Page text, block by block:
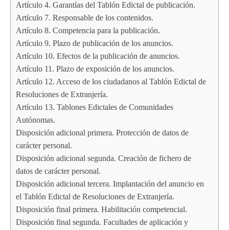
Artículo 4. Garantías del Tablón Edictal de publicación.
Artículo 7. Responsable de los contenidos.
Artículo 8. Competencia para la publicación.
Artículo 9. Plazo de publicación de los anuncios.
Artículo 10. Efectos de la publicación de anuncios.
Artículo 11. Plazo de exposición de los anuncios.
Artículo 12. Acceso de los ciudadanos al Tablón Edictal de
Resoluciones de Extranjería.
Artículo 13. Tablones Edictales de Comunidades
Autónomas.
Disposición adicional primera. Protección de datos de
carácter personal.
Disposición adicional segunda. Creación de fichero de
datos de carácter personal.
Disposición adicional tercera. Implantación del anuncio en
el Tablón Edictal de Resoluciones de Extranjería.
Disposición final primera. Habilitación competencial.
Disposición final segunda. Facultades de aplicación y